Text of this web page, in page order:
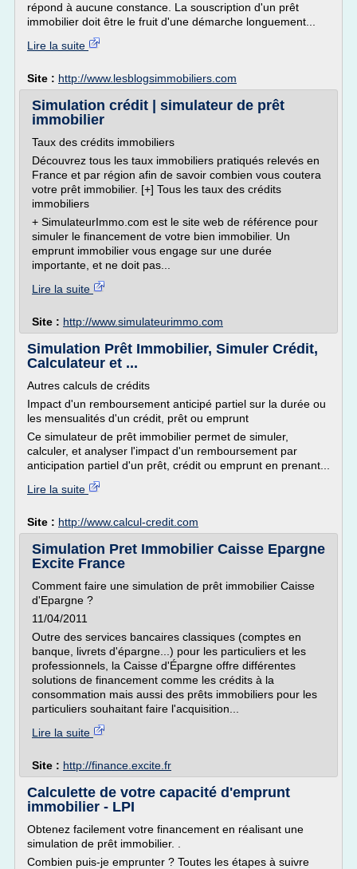
répond à aucune constance. La souscription d'un prêt
immobilier doit être le fruit d'une démarche longuement...
Lire la suite
Site : http://www.lesblogsimmobiliers.com
Simulation crédit | simulateur de prêt
immobilier
Taux des crédits immobiliers
Découvrez tous les taux immobiliers pratiqués relevés en
France et par région afin de savoir combien vous coutera
votre prêt immobilier. [+] Tous les taux des crédits
immobiliers
+ SimulateurImmo.com est le site web de référence pour
simuler le financement de votre bien immobilier. Un
emprunt immobilier vous engage sur une durée
importante, et ne doit pas...
Lire la suite
Site : http://www.simulateurimmo.com
Simulation Prêt Immobilier, Simuler Crédit,
Calculateur et ...
Autres calculs de crédits
Impact d'un remboursement anticipé partiel sur la durée ou
les mensualités d'un crédit, prêt ou emprunt
Ce simulateur de prêt immobilier permet de simuler,
calculer, et analyser l'impact d'un remboursement par
anticipation partiel d'un prêt, crédit ou emprunt en prenant...
Lire la suite
Site : http://www.calcul-credit.com
Simulation Pret Immobilier Caisse Epargne
Excite France
Comment faire une simulation de prêt immobilier Caisse
d'Epargne ?
11/04/2011
Outre des services bancaires classiques (comptes en
banque, livrets d'épargne...) pour les particuliers et les
professionnels, la Caisse d'Épargne offre différentes
solutions de financement comme les crédits à la
consommation mais aussi des prêts immobiliers pour les
particuliers souhaitant faire l'acquisition...
Lire la suite
Site : http://finance.excite.fr
Calculette de votre capacité d'emprunt
immobilier - LPI
Obtenez facilement votre financement en réalisant une
simulation de prêt immobilier. .
Combien puis-je emprunter ? Toutes les étapes à suivre